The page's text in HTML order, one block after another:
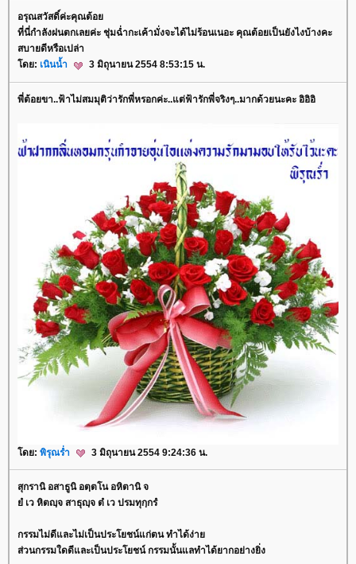
อรุณสวัสดิ์ค่ะคุณต้อ
ที่นี่กำลังฝนตกเลยค่ะ ชุ่มฉ่ำกะเค้ามั่งจะได้ไม่ร้อนเนอะ คุณต้อยเป็นยังไงบ้างคะ
สบายดีหรือเปล่า
ดย: เนินน้ำ 3 มิถุนายน 2554 8:53:15 น.
พี่ต้อยขา..ฟ้าไม่สมมุติว่ารักพี่หรอกค่ะ..แต่ฟ้ารักพี่จริงๆ..มากด้วยนะคะ อิอิอิ
ดย: พิรุณร่ำ 3 มิถุนายน 2554 9:24:36 น.
สุกรานิ อสาธูนิ อตฺตโน อหิตานิ จ
ํ เว หิตญฺจ สาธุญฺจ ตํ เว ปรมทุกฺกรํ
กรรมไม่ดีและไม่เป็นประโยชน์แก่ตน ทำได้ง่า
ส่วนกรรมใดดีและเป็นประโยชน์ กรรมนั้นแลทำได้ยากอย่างยิ่ง